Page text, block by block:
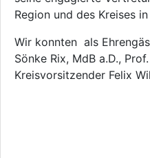
Region und des Kreises
Wir konnten als
Sönke Rix, MdB a.D.,
Kreisvorsitzender Felix